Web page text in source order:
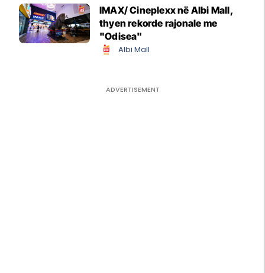
IMAX/ Cineplexx në Albi Mall,
thyen rekorde rajonale me
"Odisea"
Albi Mall